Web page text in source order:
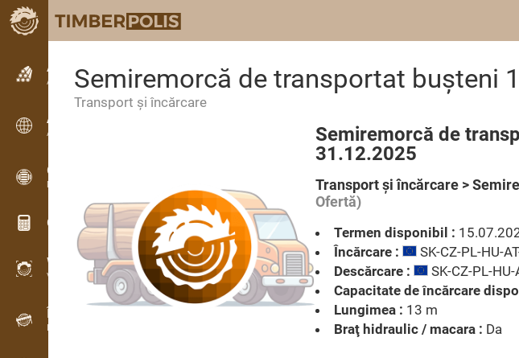
Anunțuri
Anunturi text
Anunțuri
Anunțuri internaționale
OPTI-TIMB
Modele de debitare
Calculatoare lemn
WoodProfi
Volum de lemn cu IA
Înregistrator de date
Inventarul lemnului pe teren
Semiremorcă de transportat buşteni
Transport şi încărcare
Semiremorcă de
31.12.2025
Transport şi încărcare >
Ofertă)
Termen disponibil :
Încărcare :
SK-CZ-PL-HU-
Descărcare :
SK-CZ-PL-HU-
Capacitate de încărcare
Lungimea : 13 m
Braţ hidraulic / macara : Da